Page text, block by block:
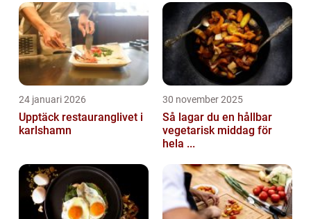
24 januari 2026
Upptäck restauranglivet i
karlshamn
30 november 2025
Så lagar du en hållbar
vegetarisk middag för
hela ...